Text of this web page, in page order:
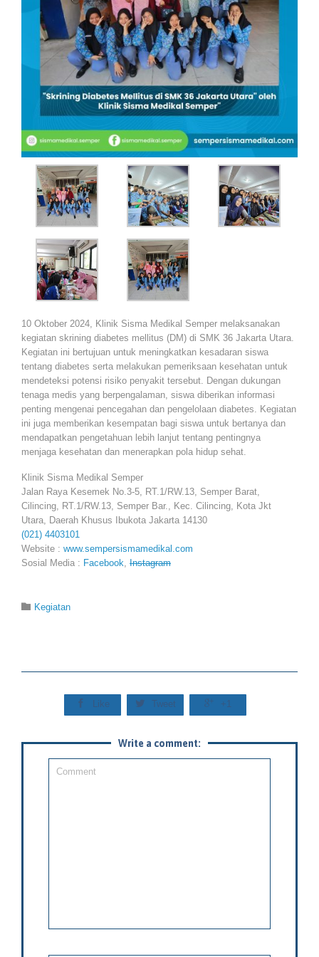
10 Oktober 2024, Klinik Sisma Medikal Semper melaksanakan
kegiatan skrining diabetes mellitus (DM) di SMK 36 Jakarta Utara.
Kegiatan ini bertujuan untuk meningkatkan kesadaran siswa
tentang diabetes serta melakukan pemeriksaan kesehatan untuk
mendeteksi potensi risiko penyakit tersebut. Dengan dukungan
tenaga medis yang berpengalaman, siswa diberikan informasi
penting mengenai pencegahan dan pengelolaan diabetes. Kegiatan
ini juga memberikan kesempatan bagi siswa untuk bertanya dan
mendapatkan pengetahuan lebih lanjut tentang pentingnya
menjaga kesehatan dan menerapkan pola hidup sehat.
Klinik Sisma Medikal Semper
Jalan Raya Kesemek No.3-5, RT.1/RW.13, Semper Barat,
Cilincing, RT.1/RW.13, Semper Bar., Kec. Cilincing, Kota Jkt
Utara, Daerah Khusus Ibukota Jakarta 14130
(021) 4403101
Website : www.sempersismamedikal.com
Sosial Media : Facebook Instagram
 Category
Kegiatan
 Like  Tweet  +1
Write a comment: